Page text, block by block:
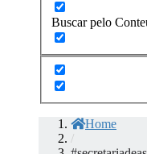
Buscar pelo
Home
/